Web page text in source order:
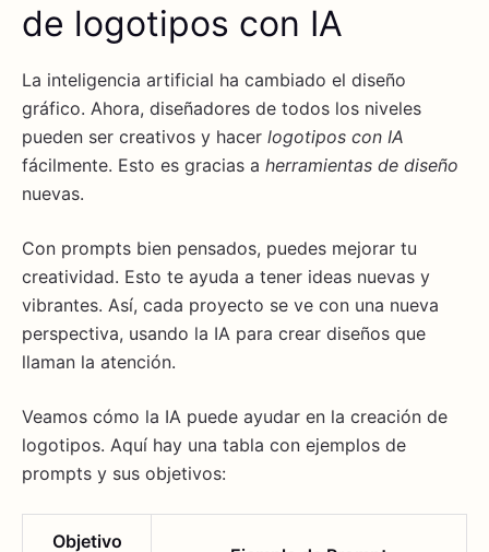
de logotipos con IA
La inteligencia artificial ha cambiado el diseño
gráfico. Ahora, diseñadores de todos los niveles
pueden ser creativos y hacer logotipos con IA
fácilmente. Esto es gracias a herramientas de diseño
nuevas.
Con prompts bien pensados, puedes mejorar tu
creatividad. Esto te ayuda a tener ideas nuevas y
vibrantes. Así, cada proyecto se ve con una nueva
perspectiva, usando la IA para crear diseños que
llaman la atención.
Veamos cómo la IA puede ayudar en la creación de
logotipos. Aquí hay una tabla con ejemplos de
prompts y sus objetivos:
Objetivo